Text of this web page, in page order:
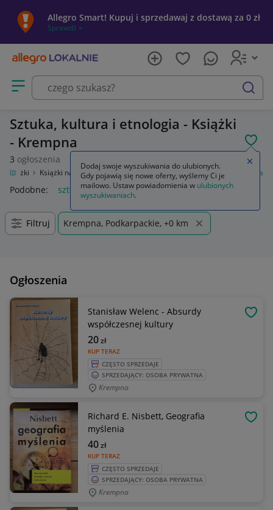
Allegro Smart! Kupuj i sprzedawaj z dostawą za 0 zł
Sprawdź »
Otwórz menu z kategoriami
szukaj
Sztuka, kultura i etnologia - Książki
- Krempna
3 ogłoszenia
Książki Książki naukowe i popularnonaukowe Sztuka, kultura i etnologia
Podobne: sztuka kultura i etnologia
Filtruj Krempna, Podkarpackie, +0 km
Ogłoszenia
Stanisław Welenc - Absurdy
współczesnej kultury
KUP TERAZ
20zł
CZĘSTO SPRZEDAJE
SPRZEDAJĄCY: OSOBA PRYWATNA
Krempna
Richard E. Nisbett, Geografia
myślenia
KUP TERAZ
40zł
CZĘSTO SPRZEDAJE
SPRZEDAJĄCY: OSOBA PRYWATNA
Krempna
Dodaj swoje wyszukiwania do ulubionych.
Gdy pojawią się nowe oferty, wyślemy Ci je
mailowo. Ustaw powiadomienia w ulubionych
wyszukiwaniach.